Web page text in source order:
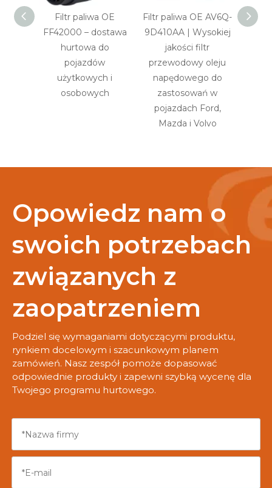
Filtr paliwa OE
FF42000 – dostawa
hurtowa do
pojazdów
użytkowych i
osobowych
Filtr paliwa OE AV6Q-
9D410AA | Wysokiej
jakości filtr
przewodowy oleju
napędowego do
zastosowań w
pojazdach Ford,
Mazda i Volvo
Opowiedz nam o
swoich potrzebach
związanych z
zaopatrzeniem
Podziel się wymaganiami dotyczącymi produktu,
rynkiem docelowym i szacunkowym planem
zamówień. Nasz zespół pomoże dopasować
odpowiednie produkty i zapewni szybką wycenę dla
Twojego programu hurtowego.